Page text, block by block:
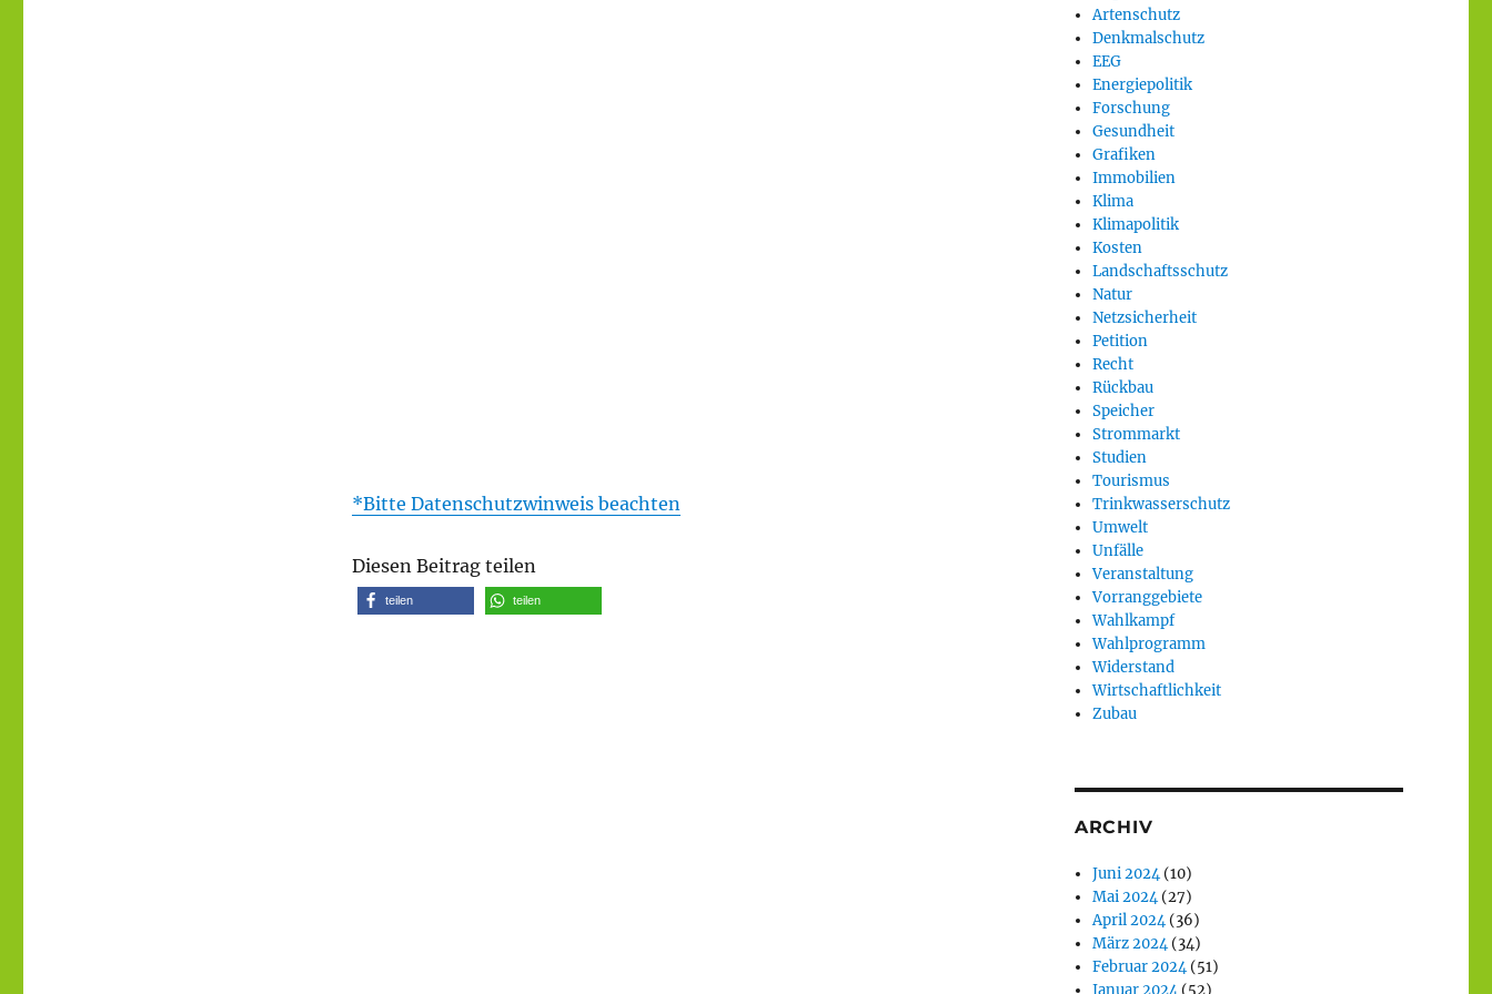
*Bitte Datenschutzwinweis beachten
Diesen Beitrag teilen
teilen teilen
Artenschutz
Denkmalschutz
EEG
Energiepolitik
Forschung
Gesundheit
Grafiken
Immobilien
Klima
Klimapolitik
Kosten
Landschaftsschutz
Natur
Netzsicherheit
Petition
Recht
Rückbau
Speicher
Strommarkt
Studien
Tourismus
Trinkwasserschutz
Umwelt
Unfälle
Veranstaltung
Vorranggebiete
Wahlkampf
Wahlprogramm
Widerstand
Wirtschaftlichkeit
Zubau
ARCHIV
Juni 2024(10)
Mai 2024(27)
April 2024(36)
März 2024(34)
Februar 2024(51)